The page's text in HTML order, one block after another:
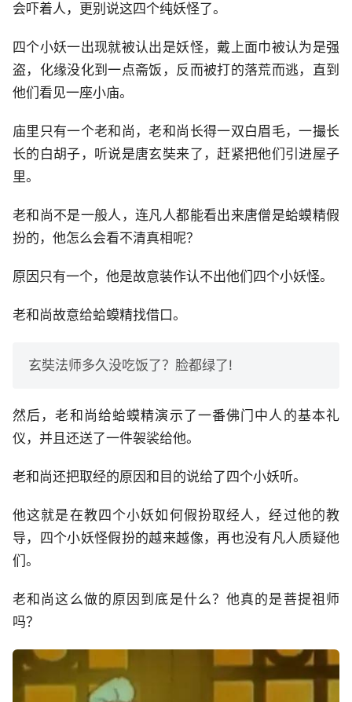
会吓着人，更别说这四个纯妖怪了。
四个小妖一出现就被认出是妖怪，戴上面巾被认为是强
盗，化缘没化到一点斋饭，反而被打的落荒而逃，直到
他们看见一座小庙。
庙里只有一个老和尚，老和尚长得一双白眉毛，一撮长
长的白胡子，听说是唐玄奘来了，赶紧把他们引进屋子
里。
老和尚不是一般人，连凡人都能看出来唐僧是蛤蟆精假
扮的，他怎么会看不清真相呢？
原因只有一个，他是故意装作认不出他们四个小妖怪。
老和尚故意给蛤蟆精找借口。
玄奘法师多久没吃饭了？脸都绿了!
然后，老和尚给蛤蟆精演示了一番佛门中人的基本礼
仪，并且还送了一件袈裟给他。
老和尚还把取经的原因和目的说给了四个小妖听。
他这就是在教四个小妖如何假扮取经人，经过他的教
导，四个小妖怪假扮的越来越像，再也没有凡人质疑他
们。
老和尚这么做的原因到底是什么？他真的是菩提祖师
吗？